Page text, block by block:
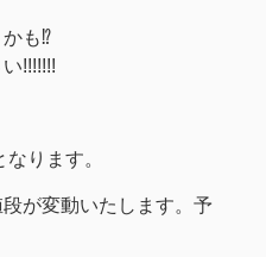
も⁉
!!!!!!!
ります。
が変動いたします。予